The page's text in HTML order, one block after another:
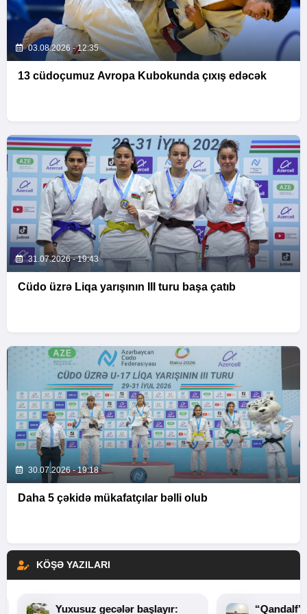
03.08.2026 - 12:35
13 cüdoçumuz Avropa Kubokunda çıxış edəcək
31.07.2026 - 19:43
Cüdo üzrə Liqa yarışının III turu başa çatıb
30.07.2026 - 19:18
Daha 5 çəkidə mükafatçılar bəlli olub
KÖŞƏ YAZILARI
Yuxusuz gecələr başlayır: